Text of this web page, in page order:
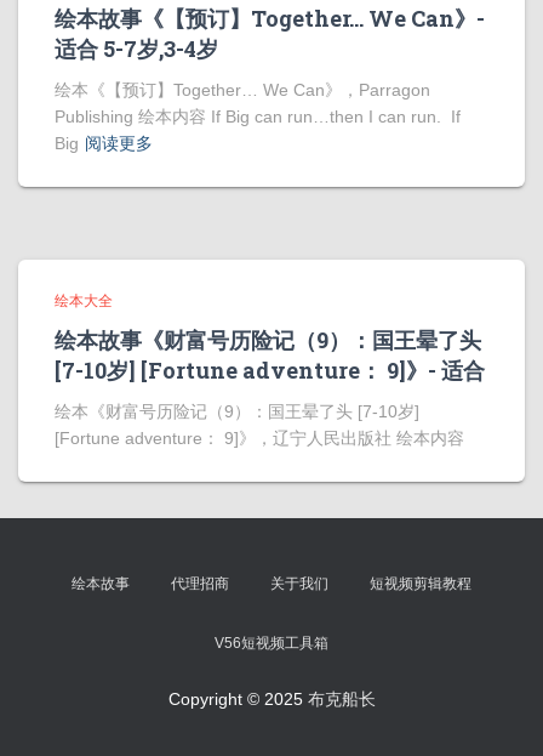
绘本故事《【预订】Together… We Can》-
适合 5-7岁,3-4岁
绘本《【预订】Together… We Can》，Parragon
Publishing 绘本内容 If Big can run…then I can run. If
Big 阅读更多
绘本大全
绘本故事《财富号历险记（9）：国王晕了头
[7-10岁] [Fortune adventure： 9]》- 适合
绘本《财富号历险记（9）：国王晕了头 [7-10岁]
[Fortune adventure： 9]》，辽宁人民出版社 绘本内容
绘本故事 代理招商 关于我们 短视频剪辑教程
V56短视频工具箱
Copyright © 2025 布克船长